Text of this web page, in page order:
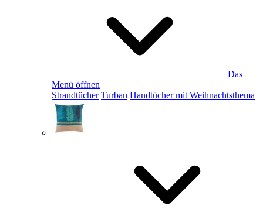
Das
Menü öffnen
Strandtücher Turban Handtücher mit Weihnachtsthema